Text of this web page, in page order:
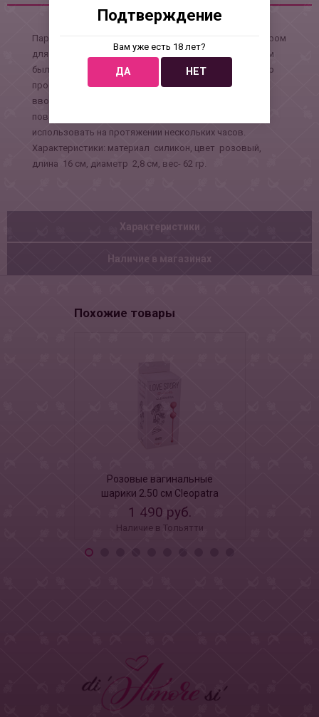
Парные вагинальные шарики станут надежным тренером
для женщин, желающих вернуть вагинальным мышцам
былые упругость и эластичность. Интимный аксессуар
прост в использовании, благодаря сцепке, легко
вводится и извлекается. Благодаря приятной
поверхности, можно без какого либо дискомфорта
использовать на протяжении нескольких часов.
Характеристики: материал силикон, цвет розовый,
длина 16 см, диаметр 2,8 см, вес- 62 гр.
Характеристики
Наличие в магазинах
Похожие товары
Розовые вагинальные
шарики 2.50 см Cleopatra
Tea Rose
1 490 руб.
Наличие в Тольятти
Подтверждение
Вам уже есть 18 лет?
ДА НЕТ